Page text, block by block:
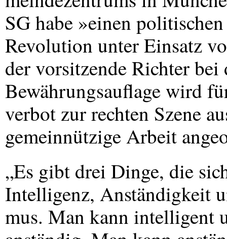
SG habe »einen
Revolution unter Einsatz
der vorsitzende Richter
Bewährungsauflage wird
verbot zur rechten Szene
gemeinnützige Arbeit
„Es gibt drei Dinge, die
Intelligenz, Anständigkeit
mus. Man kann intelligent